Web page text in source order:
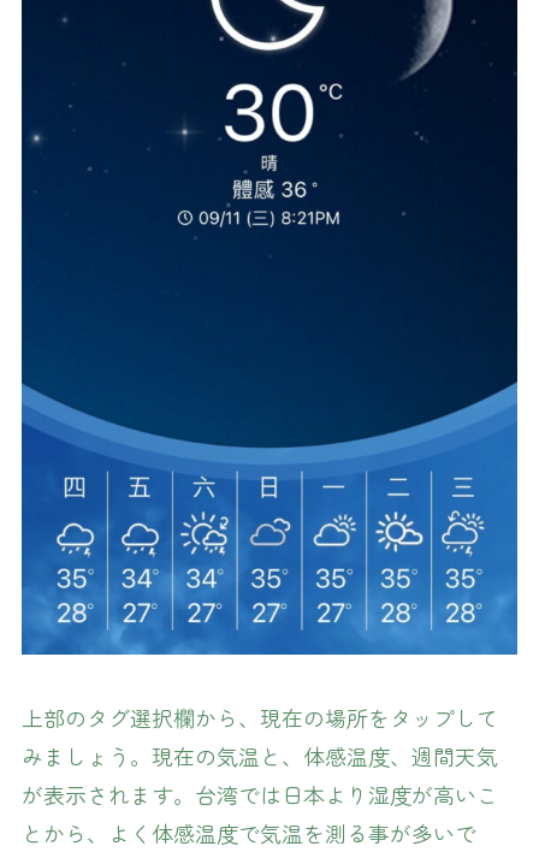
上部のタグ選択欄から、現在の場所をタップして
みましょう。現在の気温と、体感温度、週間天気
が表示されます。台湾では日本より湿度が高いこ
とから、よく体感温度で気温を測る事が多いで